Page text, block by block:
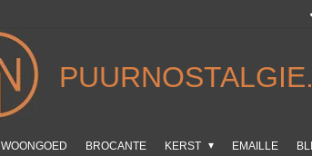
WOONGOED BROCANTE KERST EMAILLE